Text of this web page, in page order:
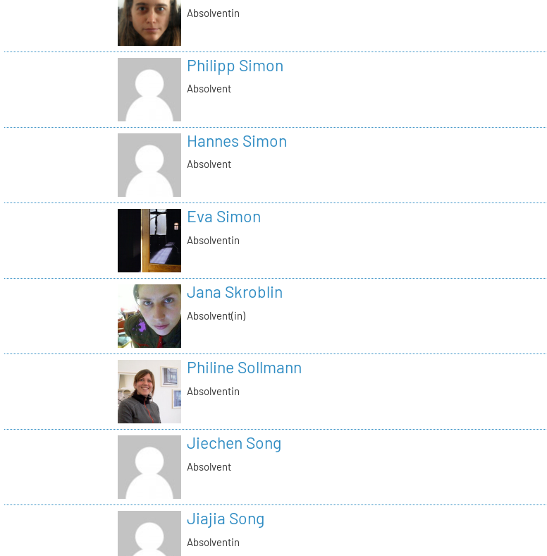
Absolventin
Philipp Simon
Absolvent
Hannes Simon
Absolvent
Eva Simon
Absolventin
Jana Skroblin
Absolvent(in)
Philine Sollmann
Absolventin
Jiechen Song
Absolvent
Jiajia Song
Absolventin